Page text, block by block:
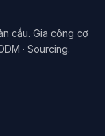
cầu. Gia công cơ
· Sourcing.